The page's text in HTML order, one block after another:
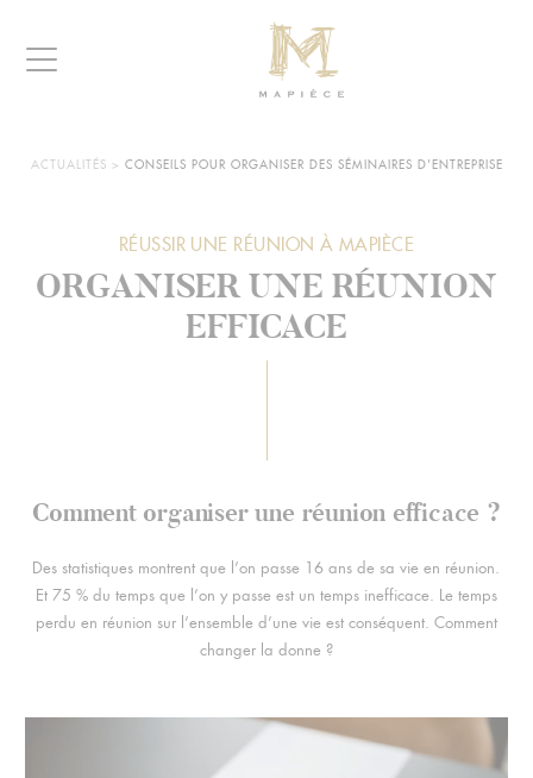
Aller à la navigation
d’hôtes
Navigation
VOUS
ACTUALITÉS > CONSEILS POUR ORGANISER DES SÉMINAIRES D'ENTREPRISE
RÉUSSIR UNE RÉUNION À MAPIÈCE
ORGANISER UNE RÉUNION
Comment organiser une réunion efficace ?
Des statistiques montrent que l’on passe 16 ans de sa vie en réunion.
Et 75 % du temps que l’on y passe est un temps inefficace. Le temps
perdu en réunion sur l’ensemble d’une vie est conséquent. Comment
changer la donne ?